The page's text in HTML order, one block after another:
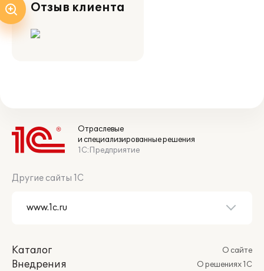
Отзыв клиента
Отраслевые
и специализированные решения
1С:Предприятие
Другие сайты 1С
Каталог
Внедрения
О сайте
О решениях 1С